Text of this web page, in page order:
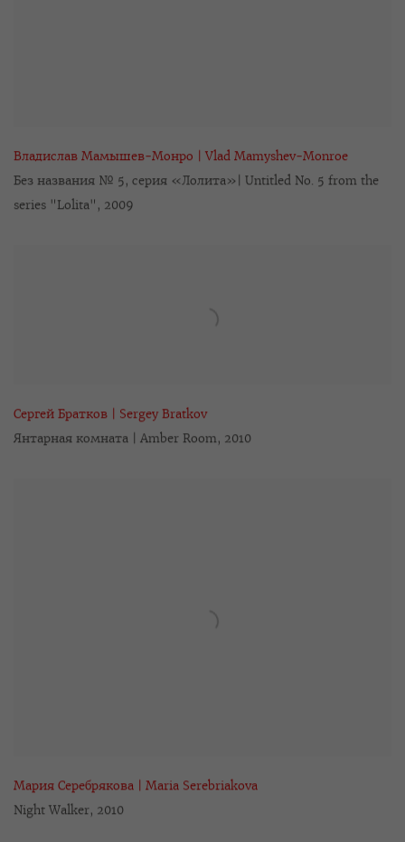
Владислав Мамышев-Монро | Vlad Mamyshev-Monroe
Без названия № 5, серия «Лолита»| Untitled No. 5 from the
series "Lolita" , 2009
Сергей Братков | Sergey Bratkov
Янтарная комната | Amber Room, 2010
Мария Серебрякова | Maria Serebriakova
Night Walker, 2010